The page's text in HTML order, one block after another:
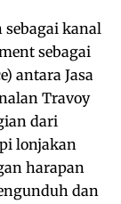
kanal
sebagai
antara Jasa
Travoy
dari
lonjakan
harapan
dan